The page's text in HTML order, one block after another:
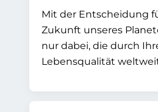
Mit der Entscheidung
Zukunft unseres
nur dabei, die durch
Lebensqualität